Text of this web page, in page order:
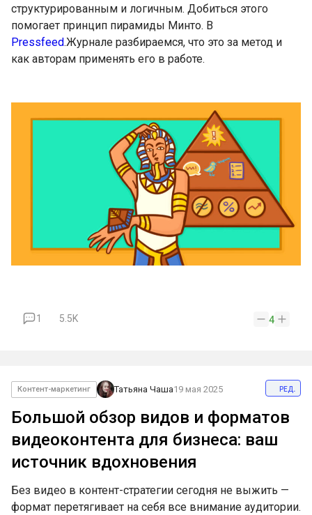
структурированным и логичным. Добиться этого
помогает принцип пирамиды Минто. В
Pressfeed.Журнале разбираемся, что это за метод и
как авторам применять его в работе.
1 5.5K 4
Контент-маркетинг Татьяна Чаша19 мая 2025 ред.
Большой обзор видов и форматов
видеоконтента для бизнеса: ваш
источник вдохновения
Без видео в контент-стратегии сегодня не выжить —
формат перетягивает на себя все внимание аудитории.